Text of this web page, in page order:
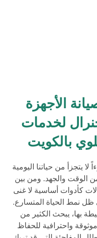
الأجهزة
لخدمات
بالكويت
لا يتجزأ من حياتنا اليومية
الوقت والجهد. ومن بين
كأدوات أساسية لا غنى
نمط الحياة المتسارع.
بها، يبحث الكثير من
واحترافية للحفاظ